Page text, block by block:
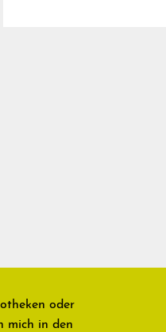
oder
mich in den